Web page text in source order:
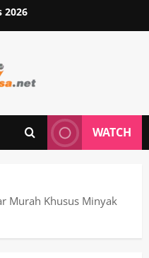
2026
WATCH
Murah Khusus Minyak